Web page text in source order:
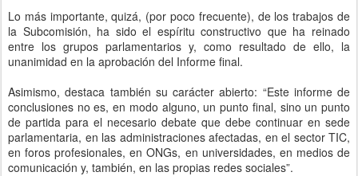
Lo más importante, quizá, (por poco frecuente), de los trabajos de
la Subcomisión, ha sido el espíritu constructivo que ha reinado
entre los grupos parlamentarios y, como resultado de ello, la
unanimidad en la aprobación del Informe final.
Asimismo, destaca también su carácter abierto: “Este informe de
conclusiones no es, en modo alguno, un punto final, sino un punto
de partida para el necesario debate que debe continuar en sede
parlamentaria, en las administraciones afectadas, en el sector TIC,
en foros profesionales, en ONGs, en universidades, en medios de
comunicación y, también, en las propias redes sociales”.